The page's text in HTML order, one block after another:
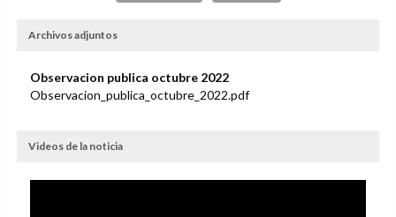
Archivos adjuntos
Observacion publica octubre 2022
Observacion_publica_octubre_2022.pdf
Videos de la noticia